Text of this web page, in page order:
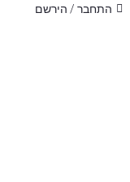
התחבר / הירשם